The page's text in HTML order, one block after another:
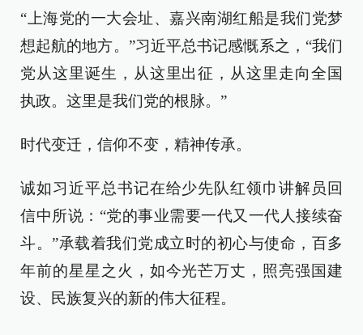
“上海党的一大会址、嘉兴南湖红船是我们党梦
想起航的地方。”习近平总书记感慨系之，“我们
党从这里诞生，从这里出征，从这里走向全国
执政。这里是我们党的根脉。”
时代变迁，信仰不变，精神传承。
诚如习近平总书记在给少先队红领巾讲解员回
信中所说：“党的事业需要一代又一代人接续奋
斗。”承载着我们党成立时的初心与使命，百多
年前的星星之火，如今光芒万丈，照亮强国建
设、民族复兴的新的伟大征程。